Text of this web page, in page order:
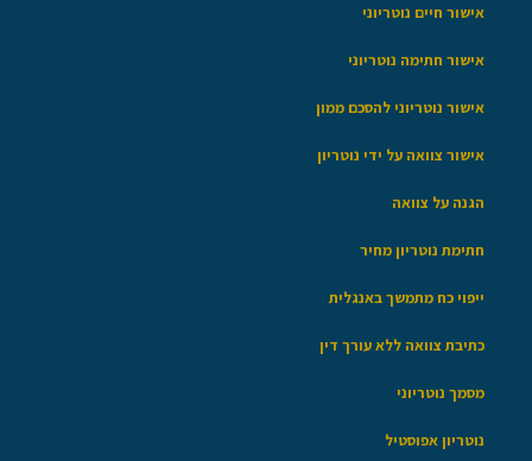
אישור חיים נוטריוני
אישור חתימה נוטריוני
אישור נוטריוני להסכם ממון
אישור צוואה על ידי נוטריון
הגנה על צוואה
חתימת נוטריון מחיר
ייפוי כח מתמשך באנגלית
כתיבת צוואה ללא עורך דין
מסמך נוטריוני
נוטריון אפוסטיל